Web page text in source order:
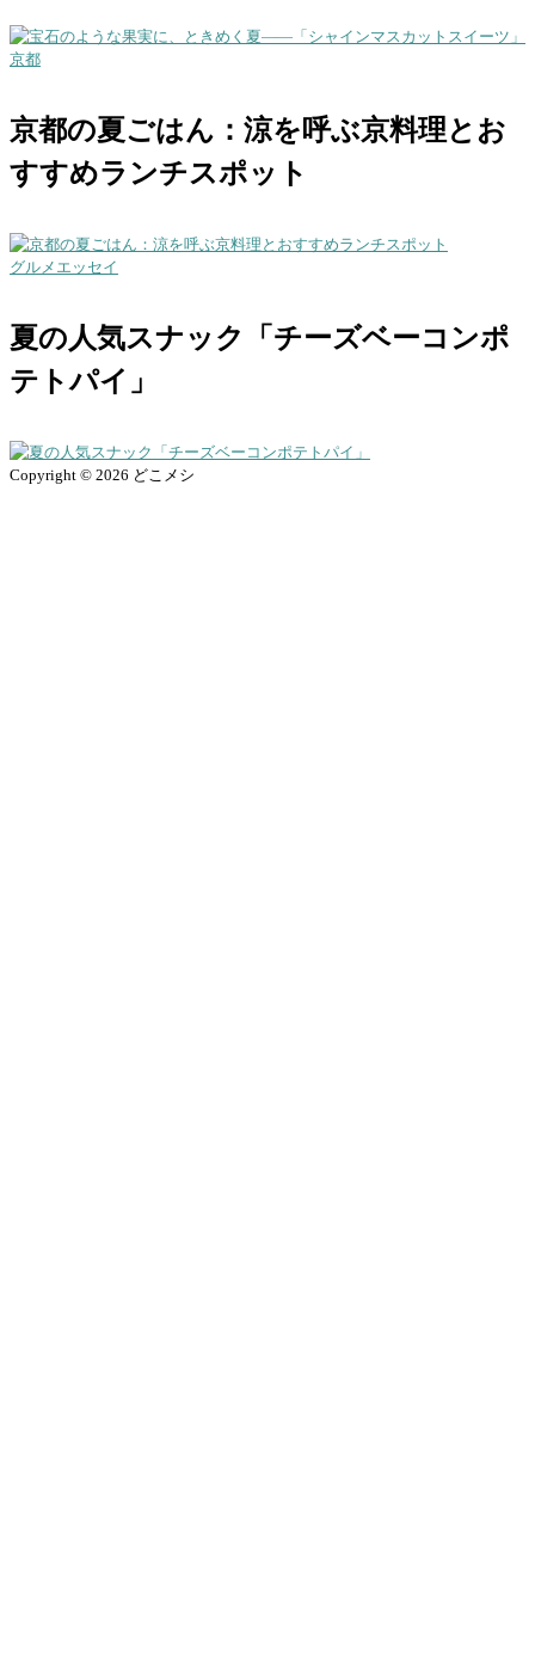
京都
京都の夏ごはん：涼を呼ぶ京料理とお
すすめランチスポット
グルメエッセイ
夏の人気スナック「チーズベーコンポ
テトパイ」
Copyright © 2026 どこメシ